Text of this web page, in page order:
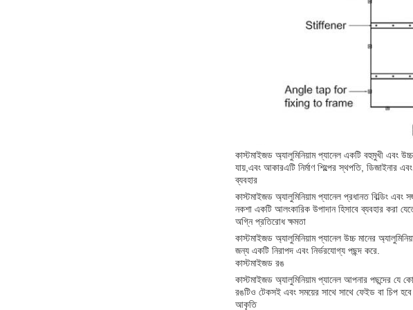
কাস্টমাইজড অ্যালুমিনিয়াম প্যানেল একটি বহুমুখী এবং
যায়,এবং আকারএটি নির্মাণ শিল্পের স্থপতি, ডিজাইনার
ব্যবহার
কাস্টমাইজড অ্যালুমিনিয়াম প্যানেল প্রধানত বিল্ডিং
নকশা একটি আলংকারিক উপাদান হিসাবে ব্যবহার করা যেতে
অগ্নি প্রতিরোধ ক্ষমতা
কাস্টমাইজড অ্যালুমিনিয়াম প্যানেল উচ্চ মানের
জন্য একটি নিরাপদ এবং নির্ভরযোগ্য পছন্দ করে.
কাস্টমাইজড রঙ
কাস্টমাইজড অ্যালুমিনিয়াম প্যানেল আপনার পছন্দের যে
রঙটিও টেকসই এবং সময়ের সাথে সাথে ফেইড বা চিপ হবে
আকৃতি